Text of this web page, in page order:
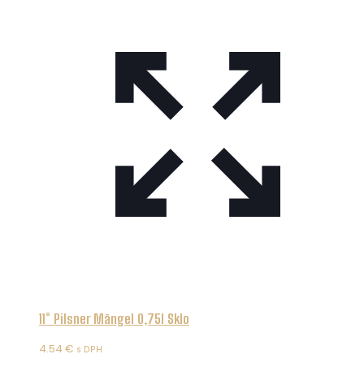
11° Pilsner Mängel 0,75l Sklo
4.54 € s DPH